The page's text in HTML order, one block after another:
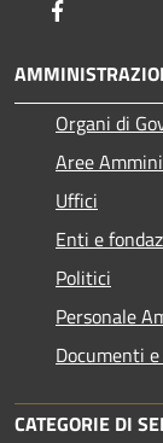
Organi di
Aree
Uffici
Enti e
Politici
Personale
Documenti
CATEGORIE DI